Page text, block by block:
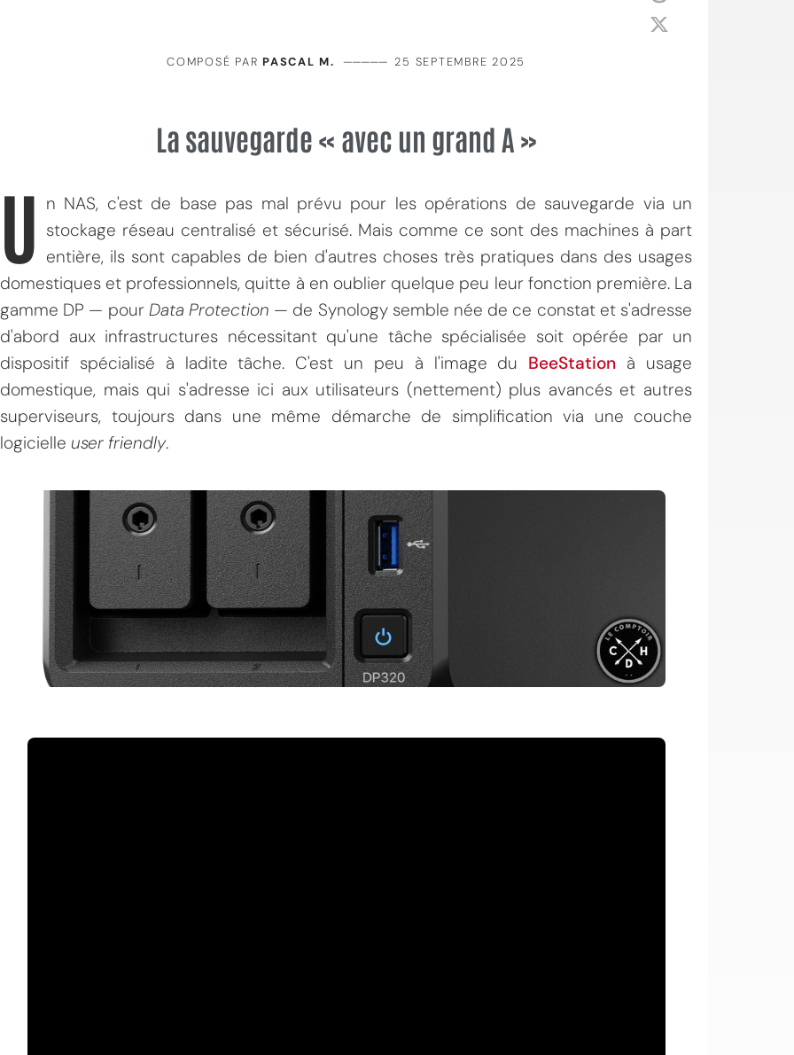
COMPOSÉ PAR PASCAL M. ————— 25 SEPTEMBRE 2025
La sauvegarde « avec un grand A »
U n NAS, c'est de base pas mal prévu pour les opérations de sauvegarde via un
stockage réseau centralisé et sécurisé. Mais comme ce sont des machines à part
entière, ils sont capables de bien d'autres choses très pratiques dans des usages
domestiques et professionnels, quitte à en oublier quelque peu leur fonction première. La
gamme DP — pour Data Protection — de Synology semble née de ce constat et s'adresse
d'abord aux infrastructures nécessitant qu'une tâche spécialisée soit opérée par un
dispositif spécialisé à ladite tâche. C'est un peu à l'image du BeeStation à usage
domestique, mais qui s'adresse ici aux utilisateurs (nettement) plus avancés et autres
superviseurs, toujours dans une même démarche de simplification via une couche
logicielle user friendly.